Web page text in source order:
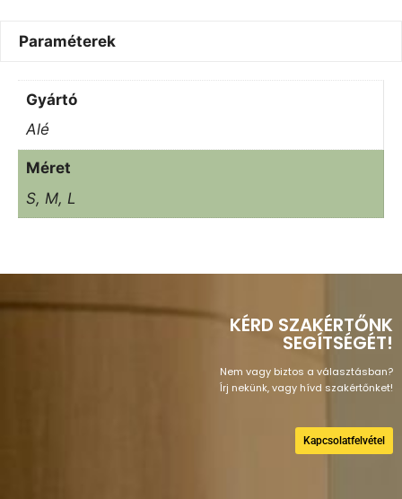
Paraméterek
Gyártó
Alé
Méret
S, M, L
KÉRD SZAKÉRTŐNK
SEGÍTSÉGÉT!
Nem vagy biztos a választásban?
Írj nekünk, vagy hívd szakértőnket!
Kapcsolatfelvétel